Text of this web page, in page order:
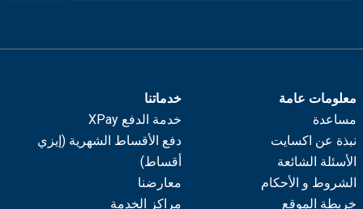
معلومات عامة
مساعدة
نبذة عن اكسايت
الأسئلة الشائعة
الشروط و الأحكام
خريطة الموقع
خدماتنا
خدمة الدفع XPay
دفع الأقساط الشهرية (إيزي
أقساط)
معارضنا
مراكز الخدمة